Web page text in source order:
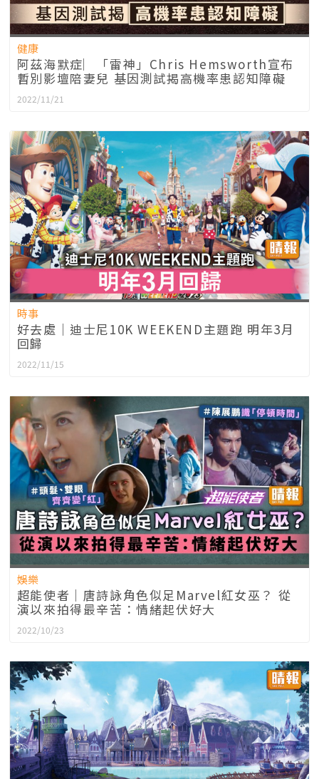
健康
阿茲海默症︳「雷神」Chris Hemsworth宣布
暫別影壇陪妻兒 基因測試揭高機率患認知障礙
2022/11/21
時事
好去處｜迪士尼10K WEEKEND主題跑 明年3月
回歸
2022/11/15
娛樂
超能使者｜唐詩詠角色似足Marvel紅女巫？ 從
演以來拍得最辛苦：情緒起伏好大
2022/10/23